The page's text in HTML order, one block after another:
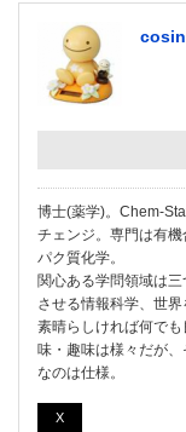
博士(薬学)。Chem-
チェンジ。専門は有
パク質化学。
関心ある学問領域は
させる情報科学、世界
素晴らしければ何で
味・趣味は様々だが
なのは仕様。
X